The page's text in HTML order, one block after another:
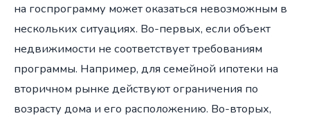
на госпрограмму может оказаться невозможным в
нескольких ситуациях. Во-первых, если объект
недвижимости не соответствует требованиям
программы. Например, для семейной ипотеки на
вторичном рынке действуют ограничения по
возрасту дома и его расположению. Во-вторых,